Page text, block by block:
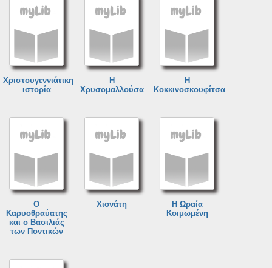
Χριστουγεννιάτικη
ιστορία
Η
Χρυσομαλλούσα
Η
Κοκκινοσκουφίτσα
Ο
Καρυοθραύατης
και ο Βασιλιάς
των Ποντικών
Χιονάτη
Η Ωραία
Κοιμωμένη